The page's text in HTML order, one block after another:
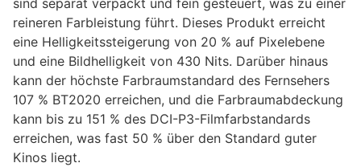
sind separat verpackt und fein gesteuert, was zu einer
reineren Farbleistung führt. Dieses Produkt erreicht
eine Helligkeitssteigerung von 20 % auf Pixelebene
und eine Bildhelligkeit von 430 Nits. Darüber hinaus
kann der höchste Farbraumstandard des Fernsehers
107 % BT2020 erreichen, und die Farbraumabdeckung
kann bis zu 151 % des DCI-P3-Filmfarbstandards
erreichen, was fast 50 % über den Standard guter
Kinos liegt.